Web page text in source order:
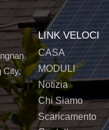
City,
LINK VELOCI
CASA
MODULI
Notizia
Chi Siamo
Scaricamento